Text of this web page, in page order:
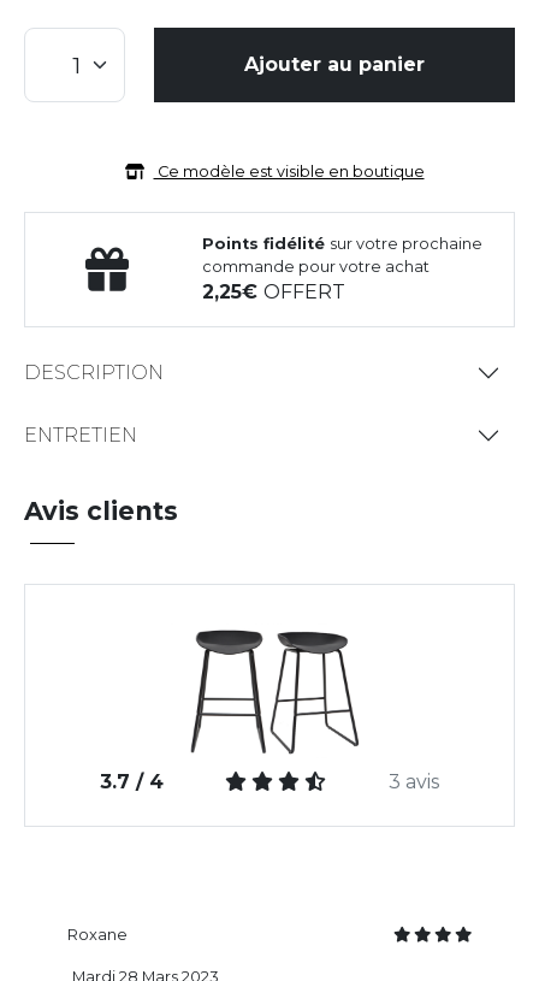
Ajouter au panier
Ce modèle est visible en boutique
Points fidélité sur votre prochaine
commande pour votre achat
2,25OFFERT
DESCRIPTION
ENTRETIEN
Avis clients
3.7 / 4 3 avis
Roxane
Mardi 28 Mars 2023